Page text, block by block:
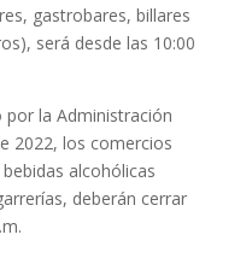
gastrobares, billares
será desde las 10:00
por la Administración
2022, los comercios
alcohólicas
deberán cerrar